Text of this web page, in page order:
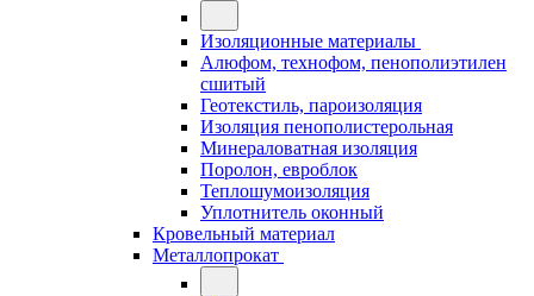
Изоляционные материалы
Алюфом, технофом, пенополиэтилен
сшитый
Геотекстиль, пароизоляция
Изоляция пенополистерольная
Минераловатная изоляция
Поролон, евроблок
Теплошумоизоляция
Уплотнитель оконный
Кровельный материал
Металлопрокат